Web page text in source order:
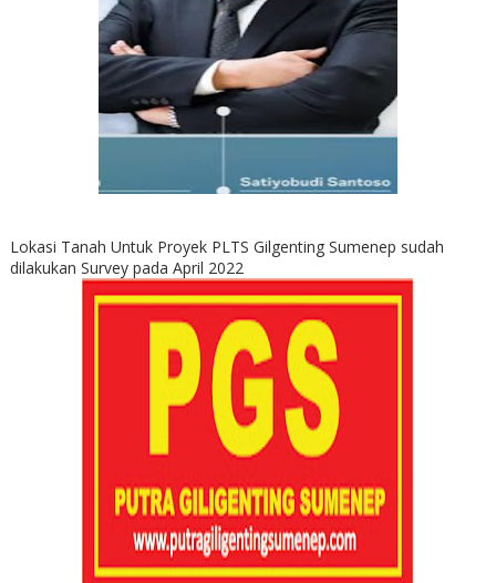
Lokasi Tanah Untuk Proyek PLTS Gilgenting Sumenep sudah
dilakukan Survey pada April 2022